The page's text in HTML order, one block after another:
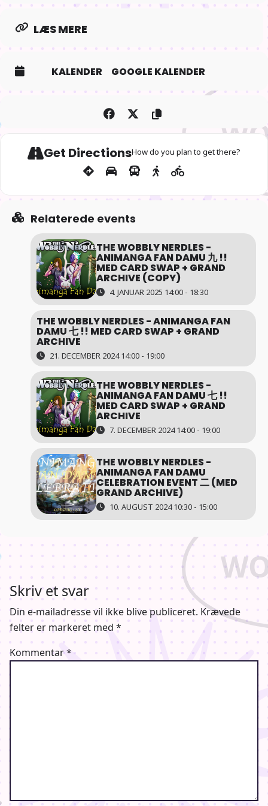
madvarer. Det er muligt at købe sodavand, kakao, kaffe, te og
LÆS MERE
KALENDER GOOGLE KALENDER
Get DirectionsHow do you plan to get there?
Relaterede events
THE WOBBLY NERDLES -
ANIMANGA FAN DAMU 九 !!
MED CARD SWAP + GRAND
ARCHIVE (COPY)
4. JANUAR 2025 14:00 - 18:30
THE WOBBLY NERDLES - ANIMANGA FAN
DAMU 七 !! MED CARD SWAP + GRAND
ARCHIVE
21. DECEMBER 2024 14:00 - 19:00
THE WOBBLY NERDLES -
ANIMANGA FAN DAMU 七 !!
MED CARD SWAP + GRAND
ARCHIVE
7. DECEMBER 2024 14:00 - 19:00
THE WOBBLY NERDLES -
ANIMANGA FAN DAMU
CELEBRATION EVENT 二 (MED
GRAND ARCHIVE)
10. AUGUST 2024 10:30 - 15:00
Skriv et svar
Din e-mailadresse vil ikke blive publiceret. Krævede
felter er markeret med *
Kommentar*